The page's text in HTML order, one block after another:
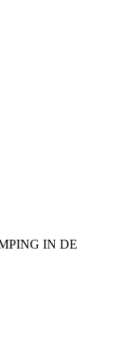
IN DE